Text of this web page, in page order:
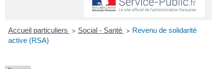
Accueil particuliers > Social - Santé > Revenu de solidarité
active (RSA)